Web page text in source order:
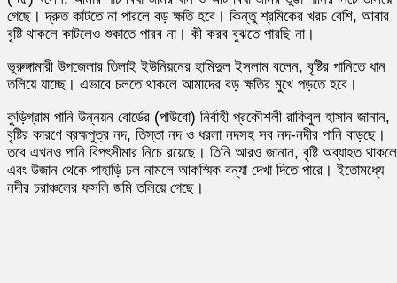
গেছে। দ্রুত কাটতে না পারলে বড় ক্ষতি হবে। কিন্তু শ্রমিকের খরচ বেশি, আবার
বৃষ্টি থাকলে কাটলেও শুকাতে পারব না। কী করব বুঝতে পারছি না।
ভুরুঙ্গামারী উপজেলার তিলাই ইউনিয়নের হামিদুল ইসলাম বলেন, বৃষ্টির পানিতে ধান
তলিয়ে যাচ্ছে। এভাবে চলতে থাকলে আমাদের বড় ক্ষতির মুখে পড়তে হবে।
কুড়িগ্রাম পানি উন্নয়ন বোর্ডের (পাউবো) নির্বাহী প্রকৌশলী রাকিবুল হাসান জানান,
বৃষ্টির কারণে ব্রহ্মপুত্র নদ, তিস্তা নদ ও ধরলা নদসহ সব নদ-নদীর পানি বাড়ছে।
তবে এখনও পানি বিপৎসীমার নিচে রয়েছে। তিনি আরও জানান, বৃষ্টি অব্যাহত থাকলে
এবং উজান থেকে পাহাড়ি ঢল নামলে আকস্মিক বন্যা দেখা দিতে পারে। ইতোমধ্যে
নদীর চরাঞ্চলের ফসলি জমি তলিয়ে গেছে।